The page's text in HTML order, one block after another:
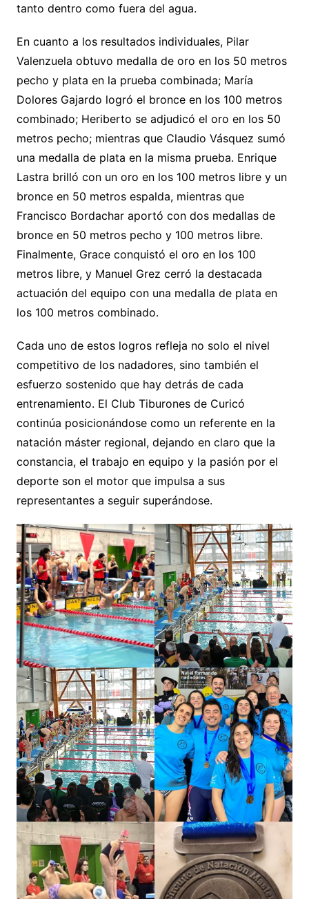
tanto dentro como fuera del agua.
En cuanto a los resultados individuales, Pilar
Valenzuela obtuvo medalla de oro en los 50 metros
pecho y plata en la prueba combinada; María
Dolores Gajardo logró el bronce en los 100 metros
combinado; Heriberto se adjudicó el oro en los 50
metros pecho; mientras que Claudio Vásquez sumó
una medalla de plata en la misma prueba. Enrique
Lastra brilló con un oro en los 100 metros libre y un
bronce en 50 metros espalda, mientras que
Francisco Bordachar aportó con dos medallas de
bronce en 50 metros pecho y 100 metros libre.
Finalmente, Grace conquistó el oro en los 100
metros libre, y Manuel Grez cerró la destacada
actuación del equipo con una medalla de plata en
los 100 metros combinado.
Cada uno de estos logros refleja no solo el nivel
competitivo de los nadadores, sino también el
esfuerzo sostenido que hay detrás de cada
entrenamiento. El Club Tiburones de Curicó
continúa posicionándose como un referente en la
natación máster regional, dejando en claro que la
constancia, el trabajo en equipo y la pasión por el
deporte son el motor que impulsa a sus
representantes a seguir superándose.